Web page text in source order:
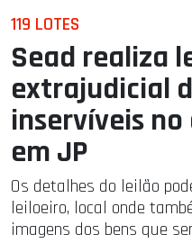
119 LOTES
Sead realiza
extrajudicial
inservíveis
em JP
Os detalhes do leilão
leiloeiro, local onde
imagens dos bens que